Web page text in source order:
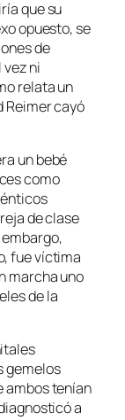
que su
opuesto, se
de
ni
relata un
Reimer cayó
un bebé
como
de clase
fue víctima
marcha uno
de la
gemelos
ambos tenían
a